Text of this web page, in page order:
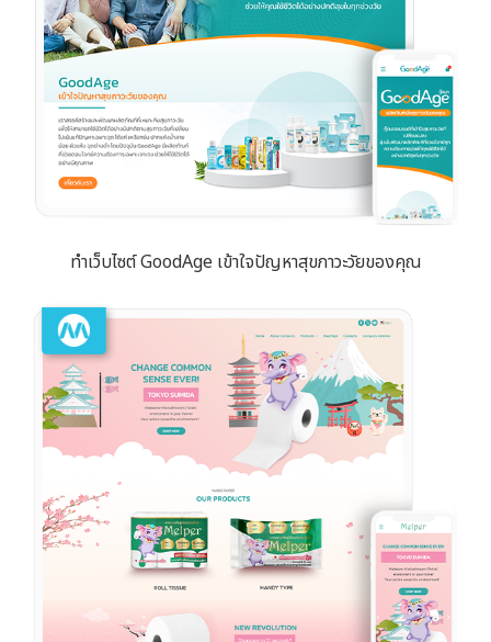
ทำเว็บไซต์ GoodAge เข้าใจปัญหาสุขภาวะวัยของคุณ